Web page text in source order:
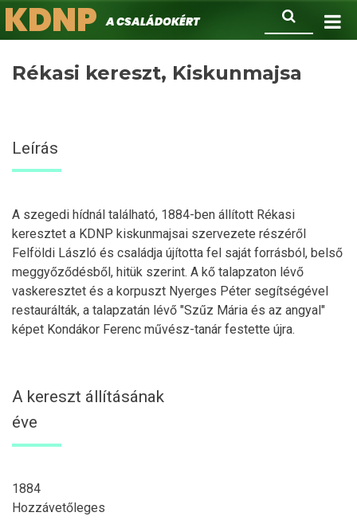
Ugrás
a
Keresés
KDNPA családokért.
Rékasi kereszt, Kiskunmajsa
Leírás
A szegedi hídnál található, 1884-ben állított Rékasi
keresztet a KDNP kiskunmajsai szervezete részéről
Felföldi László és családja újította fel saját forrásból, belső
meggyőződésből, hitük szerint. A kő talapzaton lévő
vaskeresztet és a korpuszt Nyerges Péter segítségével
restaurálták, a talapzatán lévő "Szűz Mária és az angyal"
képet Kondákor Ferenc művész-tanár festette újra.
A kereszt állításának
éve
1884
Hozzávetőleges